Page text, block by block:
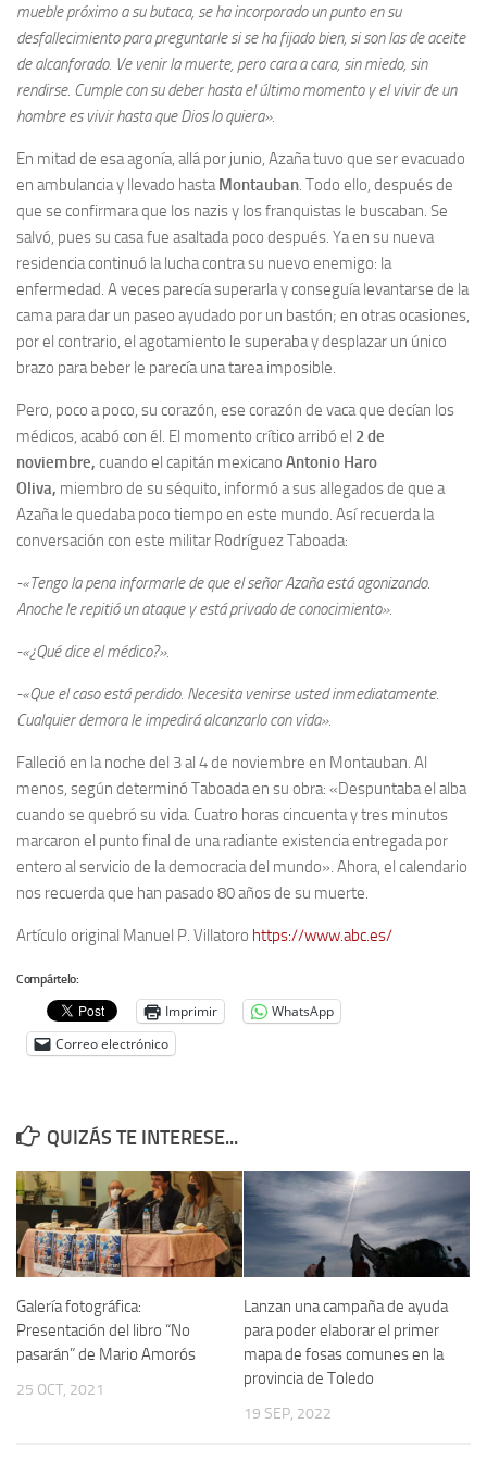
mueble próximo a su butaca, se ha incorporado un punto en su
desfallecimiento para preguntarle si se ha fijado bien, si son las de aceite
de alcanforado. Ve venir la muerte, pero cara a cara, sin miedo, sin
rendirse. Cumple con su deber hasta el último momento y el vivir de un
hombre es vivir hasta que Dios lo quiera».
En mitad de esa agonía, allá por junio, Azaña tuvo que ser evacuado
en ambulancia y llevado hastaMontauban. Todo ello, después de
que se confirmara que los nazis y los franquistas le buscaban. Se
salvó, pues su casa fue asaltada poco después. Ya en su nueva
residencia continuó la lucha contra su nuevo enemigo: la
enfermedad. A veces parecía superarla y conseguía levantarse de la
cama para dar un paseo ayudado por un bastón; en otras ocasiones,
por el contrario, el agotamiento le superaba y desplazar un único
brazo para beber le parecía una tarea imposible.
Pero, poco a poco, su corazón, ese corazón de vaca que decían los
médicos, acabó con él. El momento crítico arribó el 2 de
noviembre, cuando el capitán mexicano Antonio Haro
Oliva, miembro de su séquito, informó a sus allegados de que a
Azaña le quedaba poco tiempo en este mundo. Así recuerda la
conversación con este militar Rodríguez Taboada:
-«Tengo la pena informarle de que el señor Azaña está agonizando.
Anoche le repitió un ataque y está privado de conocimiento».
-«¿Qué dice el médico?».
-«Que el caso está perdido. Necesita venirse usted inmediatamente.
Cualquier demora le impedirá alcanzarlo con vida».
Falleció en la noche del 3 al 4 de noviembre en Montauban. Al
menos, según determinó Taboada en su obra: «Despuntaba el alba
cuando se quebró su vida. Cuatro horas cincuenta y tres minutos
marcaron el punto final de una radiante existencia entregada por
entero al servicio de la democracia del mundo». Ahora, el calendario
nos recuerda que han pasado 80 años de su muerte.
Artículo original Manuel P. Villatoro https://www.abc.es/
Compártelo:
Imprimir
WhatsApp
Correo electrónico
QUIZÁS TE INTERESE...
Galería fotográfica:
Presentación del libro “No
pasarán” de Mario Amorós
25 OCT, 2021
Lanzan una campaña de ayuda
para poder elaborar el primer
mapa de fosas comunes en la
provincia de Toledo
19 SEP, 2022